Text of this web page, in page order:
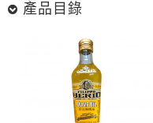
產品目錄